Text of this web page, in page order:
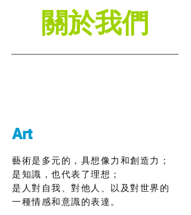
​關於我們
Art
藝術是多元的，具想像力和創造力；
是知識，也代表了理想；
是人對自我、對他人、以及對世界的
一種情感和意識的表達。